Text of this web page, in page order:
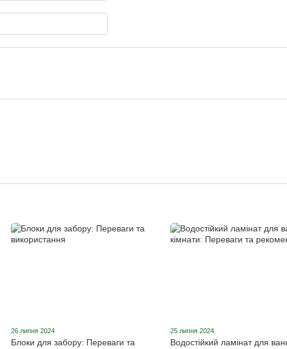
26 липня 2024
Блоки для забору: Переваги та
25 липня 2024
Водостійкий ламінат для